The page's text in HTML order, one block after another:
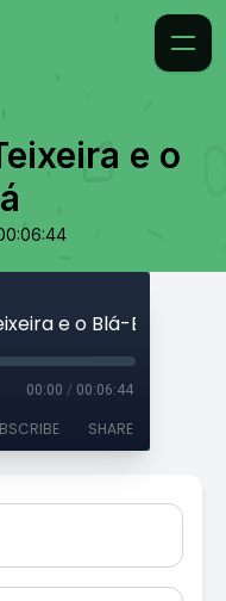
e o
e o Blá-Blá
00:00 / 00:06:44
SHARE